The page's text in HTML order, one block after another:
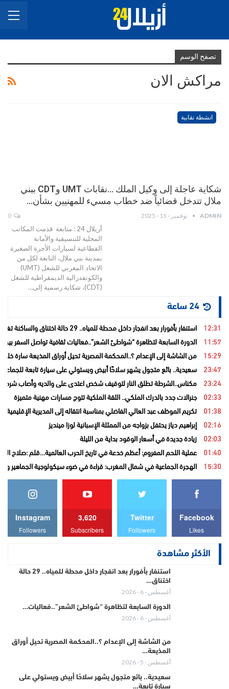
تصفح الوسم
مراكش الان
انشطة نقابية
شكاية عاجلة إلى وكيل الملك …نقابات UMT وCDT ببني
ملال تتدخل قضائياً ضد خطاب مسيء للمهنيين بشأن…
ADMIN نوفمبر - 15 - 2025
أزيلال 24 : متابعة قدمت المكاتب
المحلية للتنسيقية والأمانة
القطاعية لسيارات الأجرة الصغيرة
بمدينة بني ملال، التابعة لكل من
الاتحاد المغربي للشغل (UMT)
والكونفدرالية الديمقراطية للشغل
(CDT)، شكاية رسمية إلى…
12:31 استنفار بأفورار بعد انفجار داخل محطة للمياه.. 29 حالة اختناق والساكنة تغادر منازلها خوفاً من الغاز
11:57 الدورة السابعة لتظاهرة “شواطئ الشعر”..فعاليات ثقافية تواصل السفر بين
15:29 من الشاشة إلى الإعدام ؟..المحكمة المصرية تحيل أوراق المذيعة سارة
23:47 سعيدية.. بائع متجول يشهر سلاحًا أبيض ويستولي على سيارة تابعة للجماعة
23:24 مكناس..الشرطة تطلق النار لتوقيف شخص اعتدى على والديه وأصاب شرطيا
02:33 جنرالات جدد بالدرك الملكي.. الثقة الملكية تتوج مسارات مهنية متميزة
01:38 تكريم الموظف عبد العالي الفاضلي بمناسبة انتقاله إلى المديرية الإقليمية
02:16 إبراهيم دياز يحتفل بزواجه من الممثلة الإسبانية لوزا مينديز
02:03 زيادة جديدة في أسعار الوقود بداية من الليلة
01:40 عملية اللحم المفروم: أعظم خدعة في تاريخ الحرب العالمية…قلم :صلاح
15:30 الهجرة الجماعية في شمال المغرب: قراءة في ضوء سيكولوجية الجماهير
Facebook
Likes
Twitter
Followers
3,620
Subscribers
Instagram
Followers
الأكثر مشاهدة
استنفار بأفورار بعد انفجار داخل محطة للمياه.. 29 حالة
اختناق…
أغسطس - 6 - 2026
الدورة السابعة لتظاهرة “شواطئ الشعر”..فعاليات…
أغسطس - 6 - 2026
من الشاشة إلى الإعدام ؟..المحكمة المصرية تحيل أوراق
المذيعة…
أغسطس - 5 - 2026
سعيدية.. بائع متجول يشهر سلاحًا أبيض ويستولي على
سيارة تابعة…